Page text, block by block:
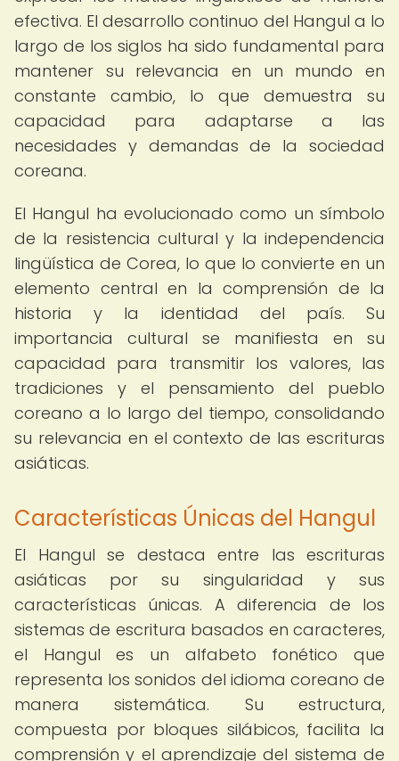
efectiva. El desarrollo continuo del Hangul a lo
largo de los siglos ha sido fundamental para
mantener su relevancia en un mundo en
constante cambio, lo que demuestra su
capacidad para adaptarse a las
necesidades y demandas de la sociedad
coreana.
El Hangul ha evolucionado como un símbolo
de la resistencia cultural y la independencia
lingüística de Corea, lo que lo convierte en un
elemento central en la comprensión de la
historia y la identidad del país. Su
importancia cultural se manifiesta en su
capacidad para transmitir los valores, las
tradiciones y el pensamiento del pueblo
coreano a lo largo del tiempo, consolidando
su relevancia en el contexto de las escrituras
asiáticas.
Características Únicas del Hangul
El Hangul se destaca entre las escrituras
asiáticas por su singularidad y sus
características únicas. A diferencia de los
sistemas de escritura basados en caracteres,
el Hangul es un alfabeto fonético que
representa los sonidos del idioma coreano de
manera sistemática. Su estructura,
compuesta por bloques silábicos, facilita la
comprensión y el aprendizaje del sistema de